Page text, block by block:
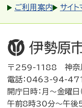
ご利用案内
サイ
〒259-1188 神奈
電話：0463-94-4711
開庁日時：月～金曜
午前8時30分～午後